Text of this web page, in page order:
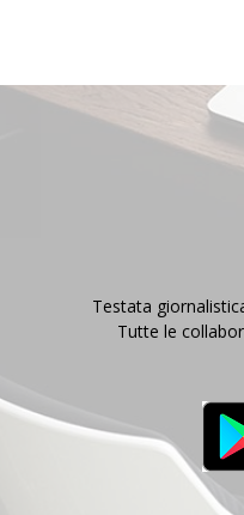
Testata
Tutte le